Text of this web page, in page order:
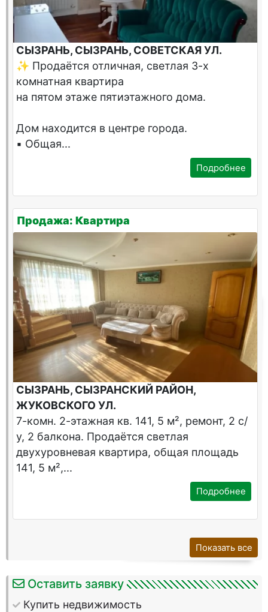
Оставить заявку
Купить недвижимость
СЫЗРАНЬ, СЫЗРАНЬ, СОВЕТСКАЯ УЛ.
✨ Продаётся отличная, светлая 3-х
комнатная квартира
на пятом этаже пятиэтажного дома.
Дом находится в центре города.
▪️ Общая...
Подробнее
Продажа: Квартира
СЫЗРАНЬ, СЫЗРАНСКИЙ РАЙОН,
ЖУКОВСКОГО УЛ.
7-комн. 2-этажная кв. 141, 5 м², ремонт, 2 с/
у, 2 балкона. Продаётся светлая
двухуровневая квартира, общая площадь
141, 5 м²,...
Подробнее
Показать все